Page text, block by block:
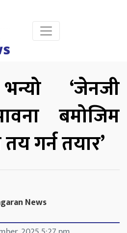
‘जेनजी
बमोजिम
तय गर्न तयार’
News